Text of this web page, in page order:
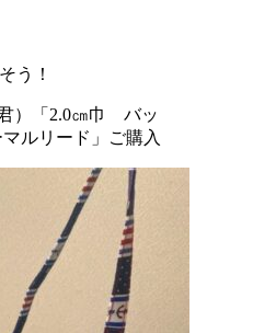
う！
）
「2.0㎝巾 バッ
ルリード」ご購入